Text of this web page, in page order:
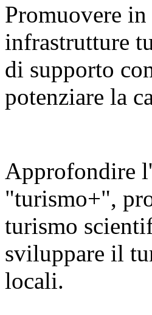
Promuovere
infrastrutture
di supporto
potenziare la
Approfondire
"turismo+",
turismo
sviluppare il
locali.